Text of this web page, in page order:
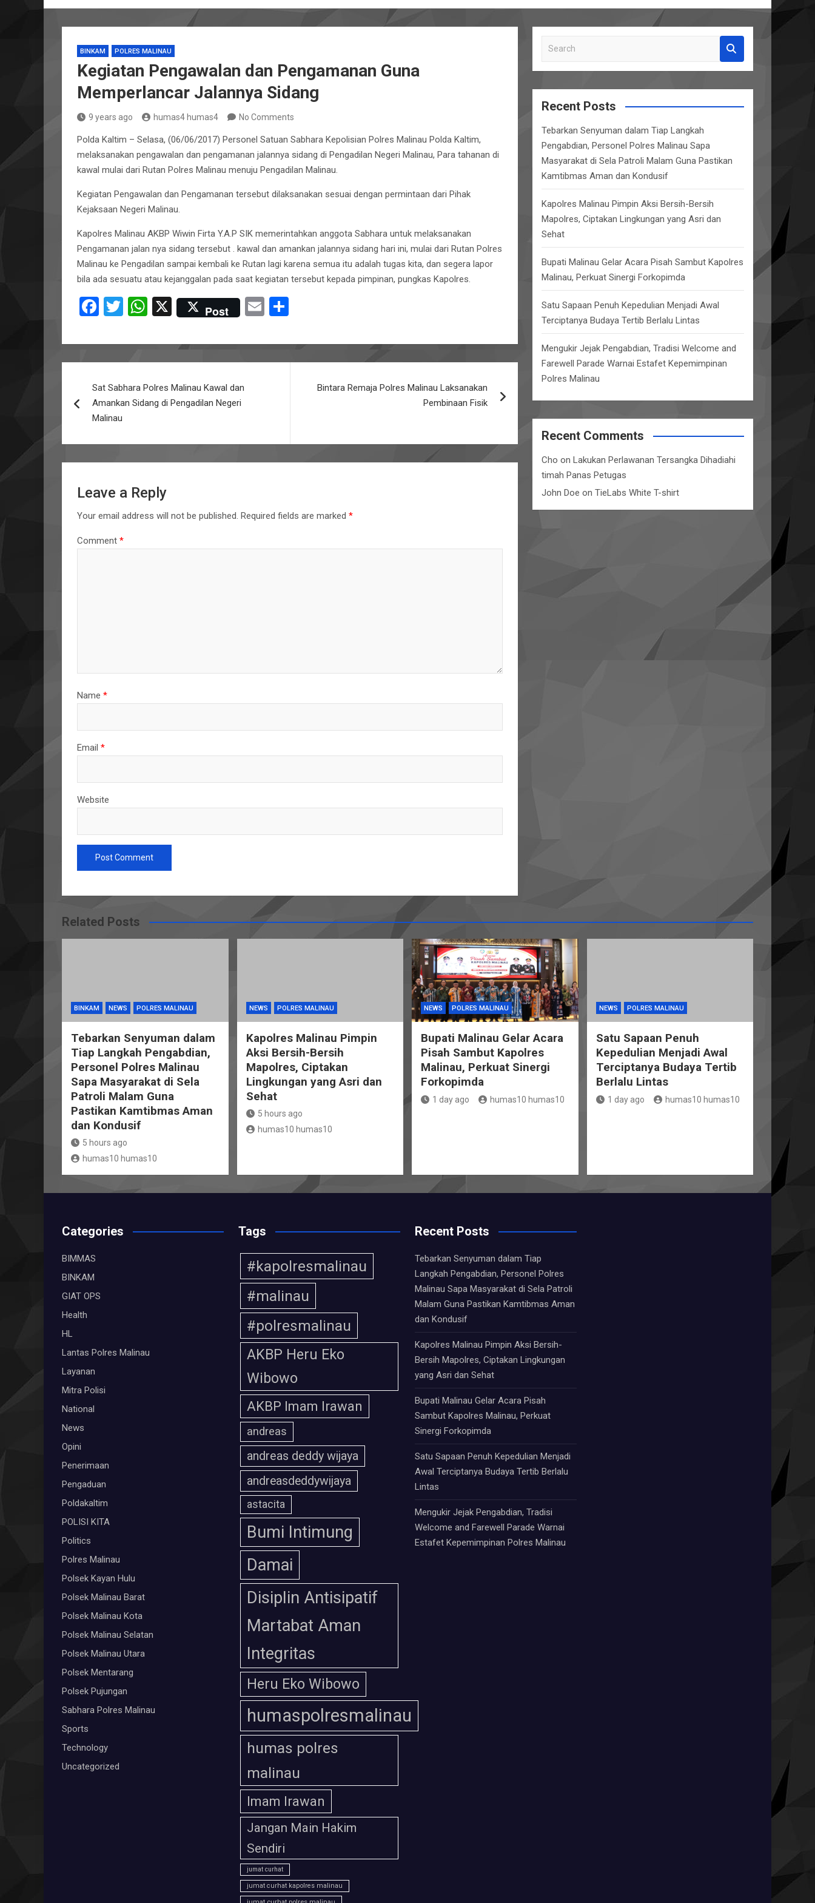
BINKAM POLRES MALINAU
Kegiatan Pengawalan dan Pengamanan Guna
Memperlancar Jalannya Sidang
9 years ago humas4 humas4 No Comments
Polda Kaltim – Selasa, (06/06/2017) Personel Satuan Sabhara Kepolisian Polres Malinau Polda Kaltim,
melaksanakan pengawalan dan pengamanan jalannya sidang di Pengadilan Negeri Malinau, Para tahanan di
kawal mulai dari Rutan Polres Malinau menuju Pengadilan Malinau.
Kegiatan Pengawalan dan Pengamanan tersebut dilaksanakan sesuai dengan permintaan dari Pihak
Kejaksaan Negeri Malinau.
Kapolres Malinau AKBP Wiwin Firta Y.A.P SIK memerintahkan anggota Sabhara untuk melaksanakan
Pengamanan jalan nya sidang tersebut . kawal dan amankan jalannya sidang hari ini, mulai dari Rutan Polres
Malinau ke Pengadilan sampai kembali ke Rutan lagi karena semua itu adalah tugas kita, dan segera lapor
bila ada sesuatu atau kejanggalan pada saat kegiatan tersebut kepada pimpinan, pungkas Kapolres.
F
ce
b
o
o
k
T
tt
er
W
at
s
A
p
X Post
E
ail ar
e
navigation
Sat Sabhara Polres Malinau Kawal dan
Amankan Sidang di Pengadilan Negeri
Malinau
Bintara Remaja Polres Malinau Laksanakan
Pembinaan Fisik
Leave a Reply
Your email address will not be published. Required fields are marked *
Comment *
Name *
Email *
Website
a
r
c
Recent Posts
Tebarkan Senyuman dalam Tiap Langkah
Pengabdian, Personel Polres Malinau Sapa
Masyarakat di Sela Patroli Malam Guna Pastikan
Kamtibmas Aman dan Kondusif
Kapolres Malinau Pimpin Aksi Bersih-Bersih
Mapolres, Ciptakan Lingkungan yang Asri dan
Sehat
Bupati Malinau Gelar Acara Pisah Sambut Kapolres
Malinau, Perkuat Sinergi Forkopimda
Satu Sapaan Penuh Kepedulian Menjadi Awal
Terciptanya Budaya Tertib Berlalu Lintas
Mengukir Jejak Pengabdian, Tradisi Welcome and
Farewell Parade Warnai Estafet Kepemimpinan
Polres Malinau
Recent Comments
Cho on Lakukan Perlawanan Tersangka Dihadiahi
timah Panas Petugas
John Doe on TieLabs White T-shirt
Related Posts
BINKAM NEWS POLRES MALINAU
Tebarkan Senyuman dalam
Tiap Langkah Pengabdian,
Personel Polres Malinau
Sapa Masyarakat di Sela
Patroli Malam Guna
Pastikan Kamtibmas Aman
dan Kondusif
5 hours ago
humas10 humas10
NEWS POLRES MALINAU
Kapolres Malinau Pimpin
Aksi Bersih-Bersih
Mapolres, Ciptakan
Lingkungan yang Asri dan
Sehat
5 hours ago
humas10 humas10
NEWS POLRES MALINAU
Bupati Malinau Gelar Acara
Pisah Sambut Kapolres
Malinau, Perkuat Sinergi
Forkopimda
1 day ago humas10 humas10
NEWS POLRES MALINAU
Satu Sapaan Penuh
Kepedulian Menjadi Awal
Terciptanya Budaya Tertib
Berlalu Lintas
1 day ago humas10 humas10
Categories
BIMMAS
BINKAM
GIAT OPS
Health
HL
Lantas Polres Malinau
Layanan
Mitra Polisi
National
News
Opini
Penerimaan
Pengaduan
Poldakaltim
POLISI KITA
Politics
Polres Malinau
Polsek Kayan Hulu
Polsek Malinau Barat
Polsek Malinau Kota
Polsek Malinau Selatan
Polsek Malinau Utara
Polsek Mentarang
Polsek Pujungan
Sabhara Polres Malinau
Sports
Technology
Uncategorized
Tags
#kapolresmalinau
#malinau
#polresmalinau
AKBP Heru Eko
Wibowo
AKBP Imam Irawan
andreas
andreas deddy wijaya
andreasdeddywijaya
astacita
Bumi Intimung
Damai
Disiplin Antisipatif
Martabat Aman
Integritas
Heru Eko Wibowo
humaspolresmalinau
humas polres
malinau
Imam Irawan
Jangan Main Hakim
Sendiri
jumat curhat
jumat curhat kapolres malinau
Recent Posts
Tebarkan Senyuman dalam Tiap
Langkah Pengabdian, Personel Polres
Malinau Sapa Masyarakat di Sela Patroli
Malam Guna Pastikan Kamtibmas Aman
dan Kondusif
Kapolres Malinau Pimpin Aksi Bersih-
Bersih Mapolres, Ciptakan Lingkungan
yang Asri dan Sehat
Bupati Malinau Gelar Acara Pisah
Sambut Kapolres Malinau, Perkuat
Sinergi Forkopimda
Satu Sapaan Penuh Kepedulian Menjadi
Awal Terciptanya Budaya Tertib Berlalu
Lintas
Mengukir Jejak Pengabdian, Tradisi
Welcome and Farewell Parade Warnai
Estafet Kepemimpinan Polres Malinau